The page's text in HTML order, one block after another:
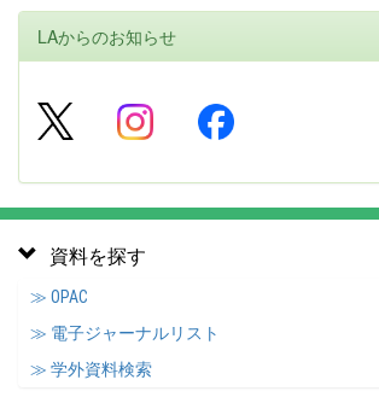
LAからのお知らせ
資料を探す
≫ OPAC
≫ 電子ジャーナルリスト
≫ 学外資料検索